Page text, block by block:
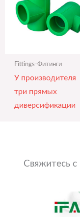
Fittings-Фитинги
У производителя
три прямых
диверсификации
Свяжитесь